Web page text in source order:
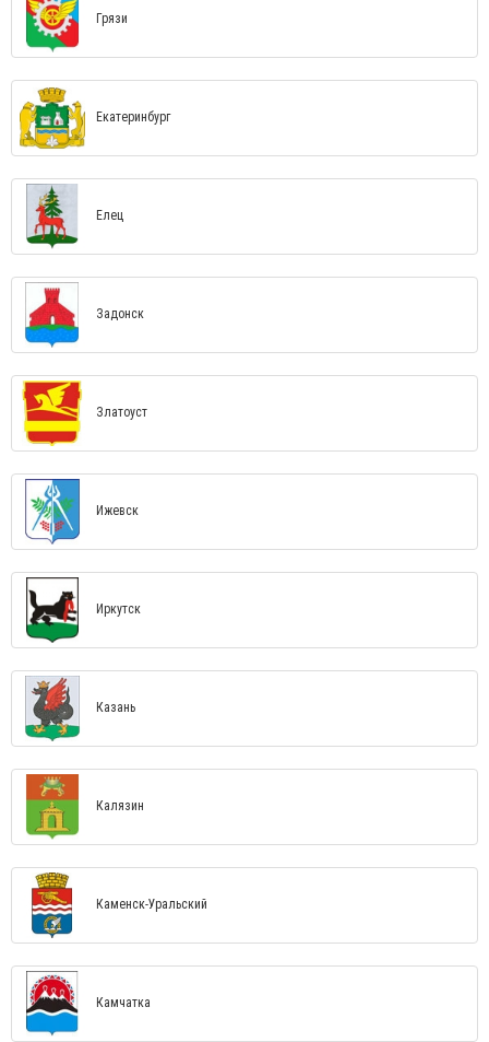
Грязи
Екатеринбург
Елец
Задонск
Златоуст
Ижевск
Иркутск
Казань
Калязин
Каменск-Уральский
Камчатка